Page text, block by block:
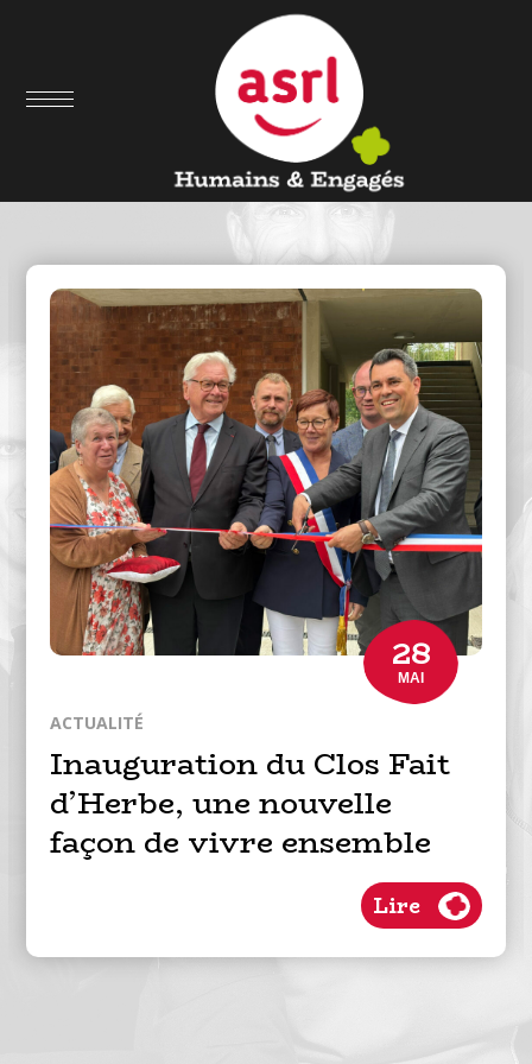
Nous comprendre & nous suivre
Notre actualité & nos
articles de presse ...
28
MAI
ACTUALITÉ
Inauguration du Clos Fait
d’Herbe, une nouvelle
façon de vivre ensemble
Lire